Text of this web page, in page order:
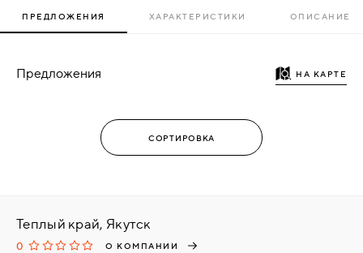
ПРЕДЛОЖЕНИЯ ХАРАКТЕРИСТИКИ ОПИСАНИЕ
Предложения НА КАРТЕ
Теплый край, Якутск
0 О КОМПАНИИ